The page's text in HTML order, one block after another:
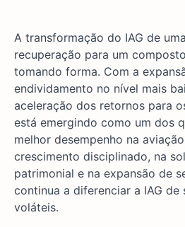
A transformação do IAG de
recuperação para um
tomando forma. Com a
endividamento no nível mais
aceleração dos retornos para
está emergindo como um dos
melhor desempenho na
crescimento disciplinado, na
patrimonial e na expansão de
continua a diferenciar a IAG de
voláteis.